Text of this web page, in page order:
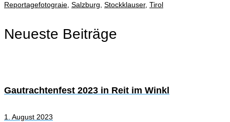
Reportagefotograie Salzburg Stockklauser, Tirol
Neueste Beiträge
Gautrachtenfest 2023 in Reit im Winkl
1. August 2023